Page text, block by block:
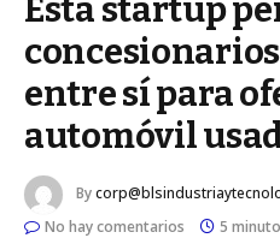
Esta startup
entre sí para
automóvil
By
No hay comentarios
5